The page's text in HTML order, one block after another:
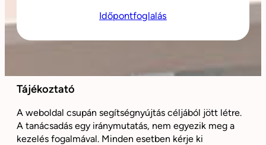
Időpontfoglalás
Tájékoztató
A weboldal csupán segítségnyújtás céljából jött létre.
A tanácsadás egy iránymutatás, nem egyezik meg a
kezelés fogalmával. Minden esetben kérje ki